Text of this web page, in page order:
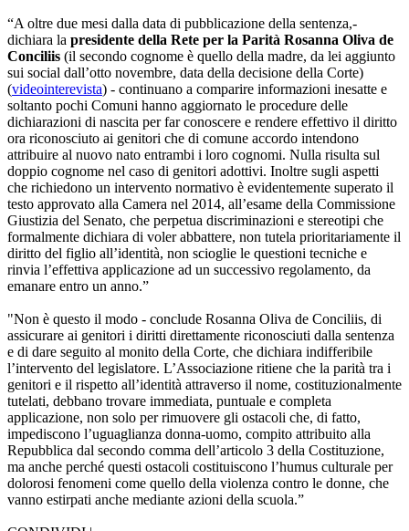
“A oltre due mesi dalla data di pubblicazione della sentenza,-
dichiara la presidente della Rete per la Parità Rosanna Oliva de
Conciliis (il secondo cognome è quello della madre, da lei aggiunto
sui social dall’otto novembre, data della decisione della Corte)
(videointerevista) - continuano a comparire informazioni inesatte e
soltanto pochi Comuni hanno aggiornato le procedure delle
dichiarazioni di nascita per far conoscere e rendere effettivo il diritto
ora riconosciuto ai genitori che di comune accordo intendono
attribuire al nuovo nato entrambi i loro cognomi. Nulla risulta sul
doppio cognome nel caso di genitori adottivi. Inoltre sugli aspetti
che richiedono un intervento normativo è evidentemente superato il
testo approvato alla Camera nel 2014, all’esame della Commissione
Giustizia del Senato, che perpetua discriminazioni e stereotipi che
formalmente dichiara di voler abbattere, non tutela prioritariamente il
diritto del figlio all’identità, non scioglie le questioni tecniche e
rinvia l’effettiva applicazione ad un successivo regolamento, da
emanare entro un anno.”
"Non è questo il modo - conclude Rosanna Oliva de Conciliis, di
assicurare ai genitori i diritti direttamente riconosciuti dalla sentenza
e di dare seguito al monito della Corte, che dichiara indifferibile
l’intervento del legislatore. L’Associazione ritiene che la parità tra i
genitori e il rispetto all’identità attraverso il nome, costituzionalmente
tutelati, debbano trovare immediata, puntuale e completa
applicazione, non solo per rimuovere gli ostacoli che, di fatto,
impediscono l’uguaglianza donna-uomo, compito attribuito alla
Repubblica dal secondo comma dell’articolo 3 della Costituzione,
ma anche perché questi ostacoli costituiscono l’humus culturale per
dolorosi fenomeni come quello della violenza contro le donne, che
vanno estirpati anche mediante azioni della scuola.”